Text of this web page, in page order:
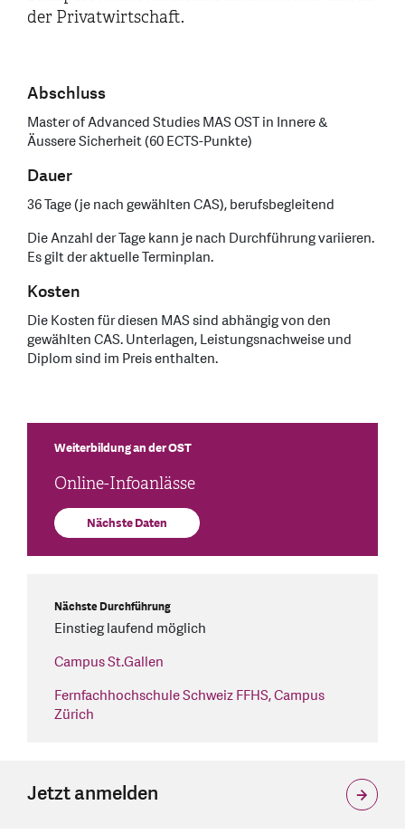
der Privatwirtschaft.
Abschluss
Master of Advanced Studies MAS OST in Innere &
Äussere Sicherheit (60 ECTS-Punkte)
Dauer
36 Tage (je nach gewählten CAS), berufsbegleitend
Die Anzahl der Tage kann je nach Durchführung variieren.
Es gilt der aktuelle Terminplan.
Kosten
Die Kosten für diesen MAS sind abhängig von den
gewählten CAS. Unterlagen, Leistungsnachweise und
Diplom sind im Preis enthalten.
Online-Infoanlässe
Weiterbildung an der OST
Nächste Daten
Nächste Durchführung
Einstieg laufend möglich
Campus St.Gallen
Fernfachhochschule Schweiz FFHS, Campus
Zürich
Jetzt anmelden